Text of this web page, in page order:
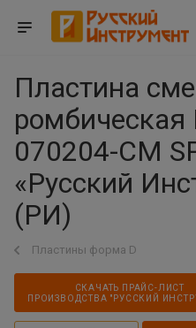
Пластина
ромбическая
070204-CM
«Русский
(РИ)
Пластины форма D
СКАЧАТЬ ПРАЙС-ЛИСТ
ПРОИЗВОДСТВА "РУССКИЙ